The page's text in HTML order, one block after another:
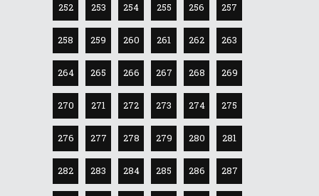
252 253 254 255 256 257
258 259 260 261 262 263
264 265 266 267 268 269
270 271 272 273 274 275
276 277 278 279 280 281
282 283 284 285 286 287